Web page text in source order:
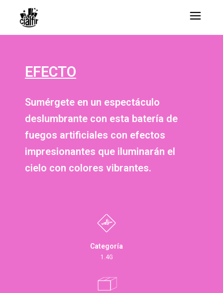
EFECTO
Sumérgete en un espectáculo
deslumbrante con esta batería de
fuegos artificiales con efectos
impresionantes que iluminarán el
cielo con colores vibrantes.
Categoría
1.4G